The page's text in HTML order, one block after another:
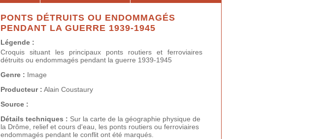
PONTS DÉTRUITS OU ENDOMMAGÉS
PENDANT LA GUERRE 1939-1945
Légende :
Croquis situant les principaux ponts routiers et ferroviaires
détruits ou endommagés pendant la guerre 1939-1945
Genre : Image
Producteur : Alain Coustaury
Source :
Détails techniques : Sur la carte de la géographie physique de
la Drôme, relief et cours d'eau, les ponts routiers ou ferroviaires
endommagés pendant le conflit ont été marqués.